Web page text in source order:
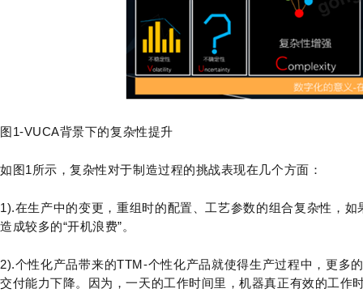
图1-VUCA背景下的复杂性提升
如图1所示，复杂性对于制造过程的挑战表现在几个方面：
1).在生产中的变更，重组时的配置、工艺参数的组合复杂性，
造成较多的“开机浪费”。
2).个性化产品带来的TTM-个性化产品就使得生产过程中，更多
交付能力下降。因为，一天的工作时间里，机器真正有效的工作